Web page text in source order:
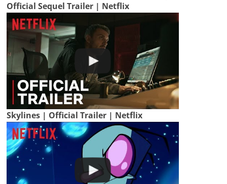
Official Sequel Trailer | Netflix
Skylines | Official Trailer | Netflix